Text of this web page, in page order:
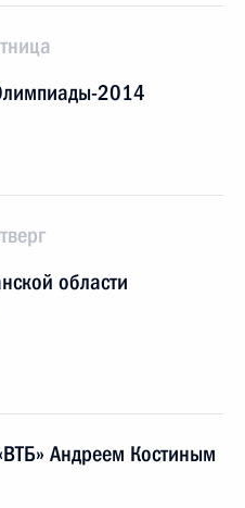
2014
области
Андреем Костиным